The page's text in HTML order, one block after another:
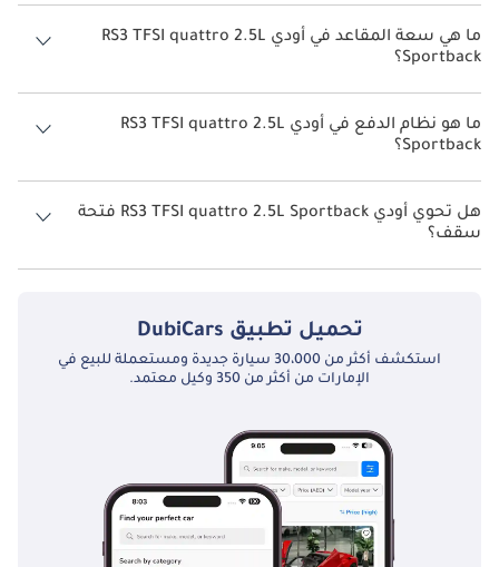
يبلغ معدل استهلاك الوقود المقترح من الشركة المصنعة لسيارة أودي RS3
2026 من 9 كم/ليتر.
ما هي سعة المقاعد في أودي RS3 TFSI quattro 2.5L
Sportback؟
تتسع أودي RS3 TFSI quattro 2.5L Sportback لأ 5 أشخاص.
ما هو نظام الدفع في أودي RS3 TFSI quattro 2.5L
Sportback؟
نظام الدفع في أودي RS3 All Wheel Drive TFSI quattro 2.5L Sportback.
هل تحوي أودي RS3 TFSI quattro 2.5L Sportback فتحة
سقف؟
نعم توفر أودي RS3 TFSI quattro 2.5L Sportback فتحة السقف كخيار.
تحميل تطبيق DubiCars
استكشف أكثر من 30،000 سيارة جديدة ومستعملة للبيع في
الإمارات من أكثر من 350 وكيل معتمد.